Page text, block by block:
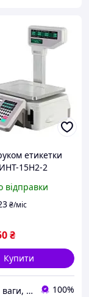
етикетки
15Н2-2
відправки
₴/міс
₴
Купити
Hottorg - ваги, торгове, ресторанне, складське обладнання 100%